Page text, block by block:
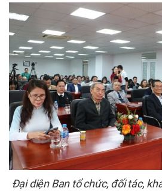
Đại diện Ban tổ chức, đối tác,